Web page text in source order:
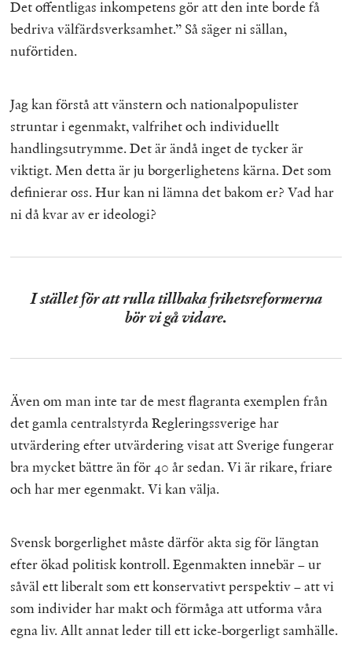
Det offentligas inkompetens gör att den inte borde få
bedriva välfärdsverksamhet.” Så säger ni sällan,
nuförtiden.
Jag kan förstå att vänstern och nationalpopulister
struntar i egenmakt, valfrihet och individuellt
handlingsutrymme. Det är ändå inget de tycker är
viktigt. Men detta är ju borgerlighetens kärna. Det som
definierar oss. Hur kan ni lämna det bakom er? Vad har
ni då kvar av er ideologi?
I stället för att rulla tillbaka frihetsreformerna
bör vi gå vidare.
Även om man inte tar de mest flagranta exemplen från
det gamla centralstyrda Regleringssverige har
utvärdering efter utvärdering visat att Sverige fungerar
bra mycket bättre än för 40 år sedan. Vi är rikare, friare
och har mer egenmakt. Vi kan välja.
Svensk borgerlighet måste därför akta sig för längtan
efter ökad politisk kontroll. Egenmakten innebär – ur
såväl ett liberalt som ett konservativt perspektiv – att vi
som individer har makt och förmåga att utforma våra
egna liv. Allt annat leder till ett icke-borgerligt samhälle.